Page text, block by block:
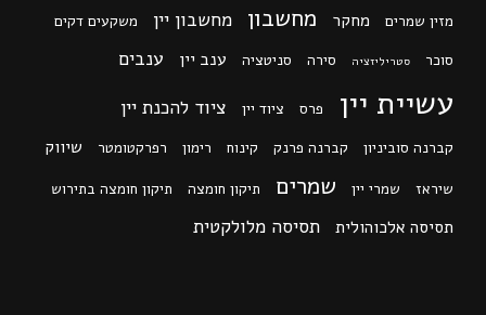
מזין שמרים מחקר מחשבון מחשבון יין
משקעים דקים
סוכר
סטריליזציה סירה סניטציה ענב יין ענבים
עשיית יין פרס ציוד יין ציוד להכנת יין
קברנה סוביניון קברנה פרנק קינוח רימון רפרקטומטר שיווק
שיראז שמרי יין שמרים תיקון חומצה תיקון חומצה בתירוש
תסיסה אלכוהולית תסיסה מלולקטית